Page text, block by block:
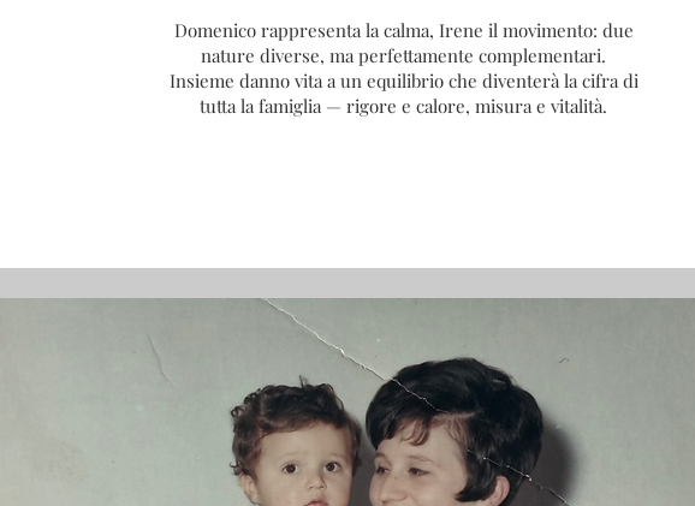
Domenico rappresenta la calma, Irene il movimento: due
nature diverse, ma perfettamente complementari.
Insieme danno vita a un equilibrio che diventerà la cifra di
tutta la famiglia — rigore e calore, misura e vitalità.